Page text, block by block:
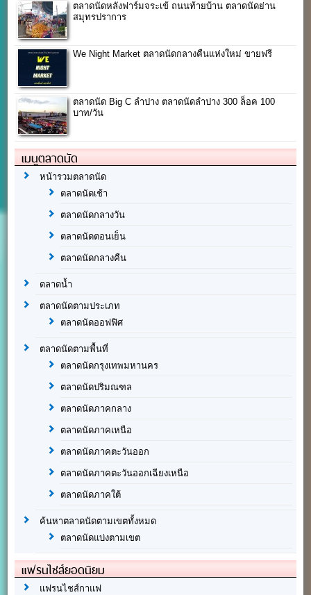
ตลาดนัดหลังฟาร์มจระเข้ ถนนท้ายบ้าน ตลาดนัดย่าน
สมุทรปราการ
We Night Market ตลาดนัดกลางคืนแห่งใหม่ ขายฟรี
ตลาดนัด Big C ลำปาง ตลาดนัดลำปาง 300 ล็อค 100
บาท/วัน
เมนูตลาดนัด
หน้ารวมตลาดนัด
ตลาดนัดเช้า
ตลาดนัดกลางวัน
ตลาดนัดตอนเย็น
ตลาดนัดกลางคืน
ตลาดน้ำ
ตลาดนัดตามประเภท
ตลาดนัดออฟฟิศ
ตลาดนัดตามพื้นที่
ตลาดนัดกรุงเทพมหานคร
ตลาดนัดปริมณฑล
ตลาดนัดภาคกลาง
ตลาดนัดภาคเหนือ
ตลาดนัดภาคตะวันออก
ตลาดนัดภาคตะวันออกเฉียงเหนือ
ตลาดนัดภาคใต้
ค้นหาตลาดนัดตามเขตทั้งหมด
ตลาดนัดแบ่งตามเขต
แฟรนไชส์ยอดนิยม
แฟรนไชส์กาแฟ